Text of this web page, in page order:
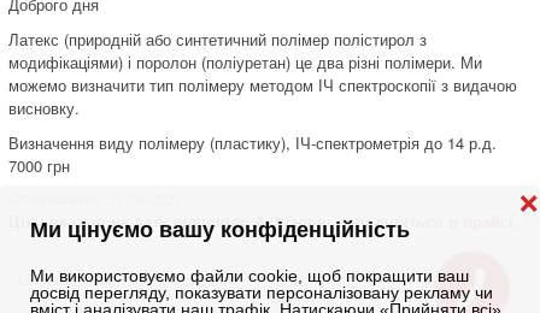
Ми цінуємо вашу конфіденційність
Ми використовуємо файли cookie, щоб покращити ваш
досвід перегляду, показувати персоналізовану рекламу чи
❌
Латекс (природній або синтетичний полімер полістирол з
модифікаціями) і поролон (поліуретан) це два різні полімери. Ми
можемо визначити тип полімеру методом ІЧ спектроскопії з видачою
висновку.
Визначення виду полімеру (пластику), ІЧ-спектрометрія до 14 р.д.
7000 грн
Ціни вказані на дату відповіді. Актуальні ціни дивіться в
Ця інформація була корисною?
1 0